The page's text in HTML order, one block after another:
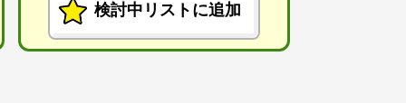
検討中リストに追加